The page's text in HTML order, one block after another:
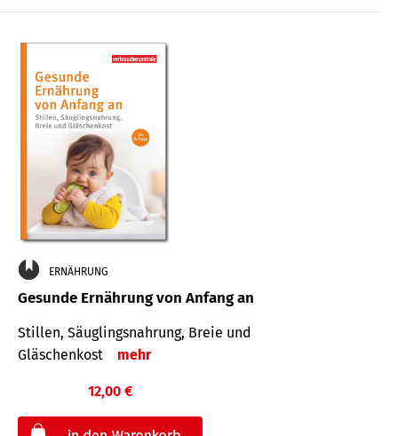
ERNÄHRUNG
Gesunde Ernährung von Anfang an
Stillen, Säuglingsnahrung, Breie und
Gläschenkost
mehr
12,00 €